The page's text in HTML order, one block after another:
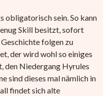
obligatorisch sein. So kann
Skill besitzt, sofort
folgen zu
der wird wohl so einiges
den Niedergang Hyrules
sind dieses mal nämlich in
findet sich alte